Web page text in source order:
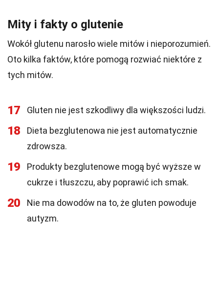
Mity i fakty o glutenie
Wokół glutenu narosło wiele mitów i nieporozumień.
Oto kilka faktów, które pomogą rozwiać niektóre z
tych mitów.
17 Gluten nie jest szkodliwy dla większości ludzi.
18
Dieta bezglutenowa nie jest automatycznie
zdrowsza.
19
Produkty bezglutenowe mogą być wyższe w
cukrze i tłuszczu, aby poprawić ich smak.
20
Nie ma dowodów na to, że gluten powoduje
autyzm.